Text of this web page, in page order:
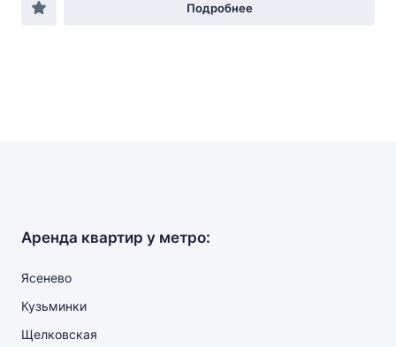
Подробнее
Аренда квартир у метро:
Ясенево
Кузьминки
Щелковская